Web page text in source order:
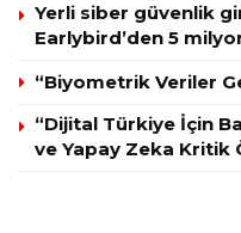
Yerli siber güvenlik
Earlybird’den 5
“Biyometrik Veriler
“Dijital Türkiye İçin
ve Yapay Zeka Kritik